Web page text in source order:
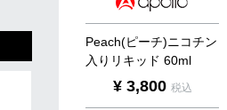
Peach(ピーチ)ニ コチン
入 り リ キッ ド 60ml
¥ 3,800 税込